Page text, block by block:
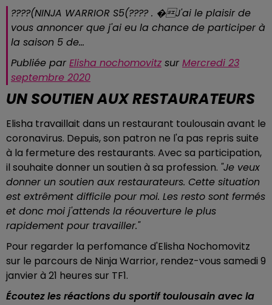
????(NINJA WARRIOR S5(???? . �J'ai le plaisir de
vous annoncer que j'ai eu la chance de participer à
la saison 5 de...
Publiée par Elisha nochomovitzsur Mercredi 23
septembre 2020
UN SOUTIEN AUX RESTAURATEURS
Elisha travaillait dans un restaurant toulousain avant le
coronavirus. Depuis, son patron ne l'a pas repris suite
à la fermeture des restaurants. Avec sa participation,
il souhaite donner un soutien à sa profession. "Je veux
donner un soutien aux restaurateurs. Cette situation
est extrêment difficile pour moi. Les resto sont fermés
et donc moi j'attends la réouverture le plus
rapidement pour travailler."
Pour regarder la perfomance d'Elisha Nochomovitz
sur le parcours de Ninja Warrior, rendez-vous samedi 9
janvier à 21 heures sur TF1.
Écoutez les réactions du sportif toulousain avec la